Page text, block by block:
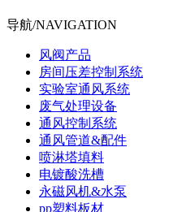
导航/NAVIGATION
风阀产品
房间压差控制系统
实验室通风系统
废气处理设备
通风控制系统
通风管道&配件
喷淋塔填料
电镀酸洗槽
永磁风机&水泵
pp塑料板材